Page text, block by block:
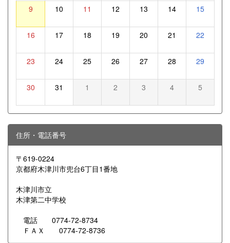
9 10 11 12 13 14 15
16 17 18 19 20 21 22
23 24 25 26 27 28 29
30 31 1 2 3 4 5
住所・電話番号
〒619-0224
京都府木津川市兜台6丁目1番地
木津川市立
木津第二中学校
電話 0774-72-8734
ＦＡＸ 0774-72-8736